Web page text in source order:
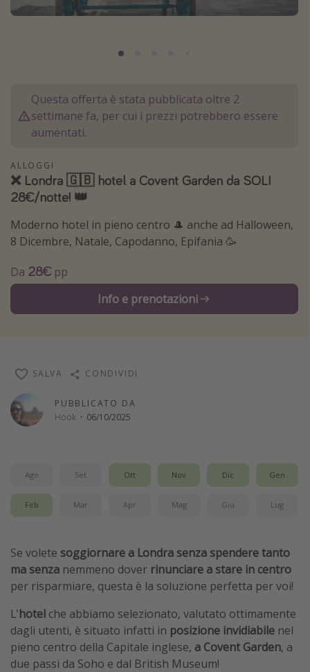
Grecia
Malta
Canarie
Tipo di vacanza
Vacanze last minute
Vacanze all inclusive
Vacanze di Pasqua 2026
Last minute capodanno
Viaggi per single
Altri argomenti
Calendario di viaggio
Festività del 2026
Città più visitate
Questa offerta è stata pubblicata oltre 2
settimane fa, per cui i prezzi potrebbero essere
aumentati.
ALLOGGI
❌ Londra 🇬🇧 hotel a Covent Garden da SOLI
28€/notte! 👑
Moderno hotel in pieno centro 🎩 anche ad Halloween,
8 Dicembre, Natale, Capodanno, Epifania 🥳
Da 28€ pp
Info e prenotazioni
PUBBLICATO DA
Hook · 06/10/2025
SALVA CONDIVIDI
Ago Set Ott Nov Dic Gen
Feb Mar Apr Mag Giu Lug
Se volete soggiornare a Londra senza spendere tanto
ma senza nemmeno dover rinunciare a stare in centro
per risparmiare, questa è la soluzione perfetta per voi!
L'hotel che abbiamo selezionato, valutato ottimamente
dagli utenti, è situato infatti in posizione invidiabile nel
pieno centro della Capitale inglese, a Covent Garden, a
due passi da Soho e dal British Museum!